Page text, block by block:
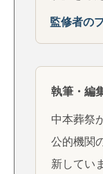
監修者の
執筆・編
中本葬祭
公的機関
新してい